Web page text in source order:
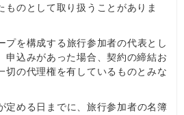
ものとして取り扱うことがありま
プを構成する旅行参加者の代表とし
申込みがあった場合、契約の締結お
切の代理権を有しているものとみな
定める日までに、旅行参加者の名簿